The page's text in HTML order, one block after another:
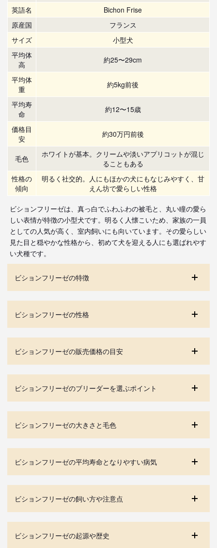
英語名
Bichon Frise
原産国
フランス
サイズ
小型犬
平均体
高
約25〜29cm
平均体
重
約5kg前後
平均寿
命
約12〜15歳
価格目
安
約30万円前後
毛色
ホワイトが基本。クリームや淡いアプリコットが混じ
ることもある
性格の
傾向
明るく社交的。人にもほかの犬にもなじみやすく、甘
えん坊で愛らしい性格
ビションフリーゼは、真っ白でふわふわの被毛と、丸い瞳の愛ら
しい表情が特徴の小型犬です。明るく人懐こいため、家族の一員
としての人気が高く、室内飼いにも向いています。その愛らしい
見た目と穏やかな性格から、初めて犬を迎える人にも選ばれやす
い犬種です。
ビションフリーゼの特徴
ビションフリーゼの性格
ビションフリーゼの販売価格の目安
ビションフリーゼのブリーダーを選ぶポイント
ビションフリーゼの大きさと毛色
ビションフリーゼの平均寿命となりやすい病気
ビションフリーゼの飼い方や注意点
ビションフリーゼの起源や歴史